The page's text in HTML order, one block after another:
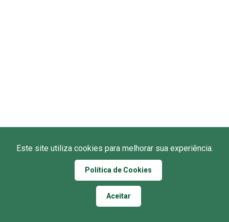
Este site utiliza cookies para melhorar sua experiência.
Política de Cookies
Aceitar